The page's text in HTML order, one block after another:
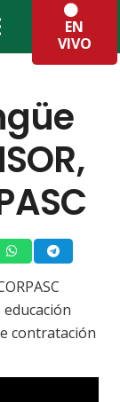
EN
VIVO
contratación